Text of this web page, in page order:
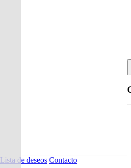
Lista de deseos Contacto